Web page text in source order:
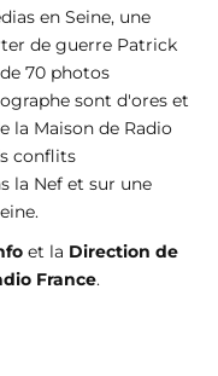
en Seine, une
de guerre Patrick
70 photos
sont d'ores et
la Maison de Radio
conflits
la Nef et sur une
et la Direction de
France.